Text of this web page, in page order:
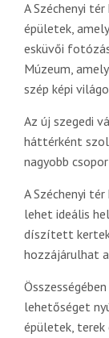
A Széchenyi
épületek,
esküvői
Múzeum,
szép képi
Az új szegedi
háttérként
nagyobb
A Széchenyi
lehet ideális
díszített kertek
hozzájárulhat
lehetőséget
épületek,